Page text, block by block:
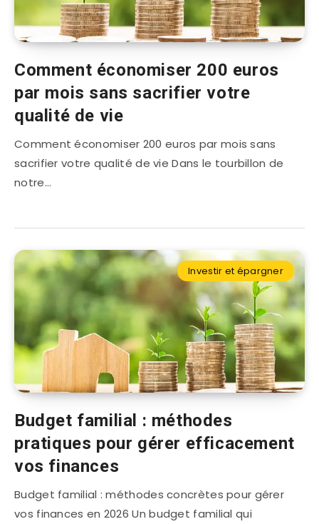
Comment économiser 200 euros
par mois sans sacrifier votre
qualité de vie
Comment économiser 200 euros par mois sans
sacrifier votre qualité de vie Dans le tourbillon de
notre…
Investir et épargner
Budget familial : méthodes
pratiques pour gérer efficacement
vos finances
Budget familial : méthodes concrètes pour gérer
vos finances en 2026 Un budget familial qui